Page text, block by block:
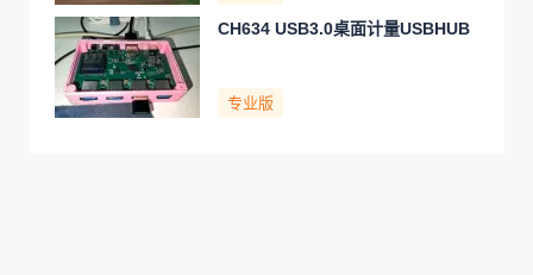
CH634 USB3.0桌面计量USBHUB
专业版